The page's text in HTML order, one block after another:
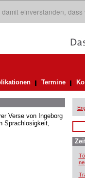
einverstanden, dass
Termine
Verse von Ingeborg
Sprachlosigkeit,